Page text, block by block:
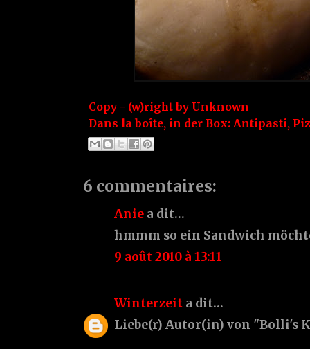
Copy - (w)right by Unknown
Dans la boîte, in der Box: Antipasti,
6 commentaires:
Anie a dit…
hmmm so ein Sandwich
9 août 2010 à 13:11
Winterzeit a dit…
Liebe(r) Autor(in) von "Bolli's